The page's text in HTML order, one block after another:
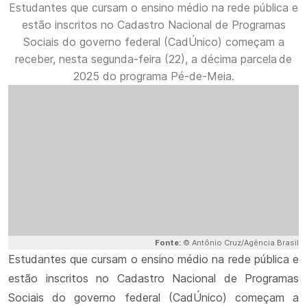
Estudantes que cursam o ensino médio na rede pública e
estão inscritos no Cadastro Nacional de Programas
Sociais do governo federal (CadÚnico) começam a
receber, nesta segunda-feira (22), a décima parcela de
2025 do programa Pé-de-Meia.
Fonte: © Antônio Cruz/Agência Brasil
Estudantes que cursam o ensino médio na rede pública e
estão inscritos no Cadastro Nacional de Programas
Sociais do governo federal (CadÚnico) começam a